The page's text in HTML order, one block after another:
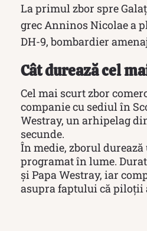
La primul zbor spre
grec Anninos Nicolae a
DH-9, bombardier
Cât durează cel
Cel mai scurt zbor
companie cu sediul în
Westray, un arhipelag
secunde.
În medie, zborul
programat în lume.
și Papa Westray, iar
asupra faptului că piloții